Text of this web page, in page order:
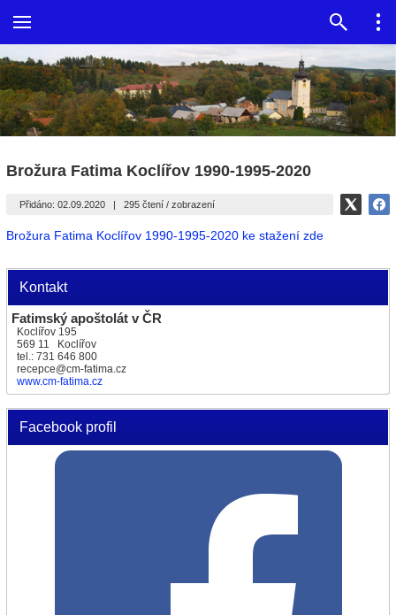
Kontakt
Fatimský apoštolát v ČR
Koclířov 195
569 11 Koclířov
tel.: 731 646 800
recepce@cm-fatima.cz
www.cm-fatima.cz
Facebook profil
Brožura Fatima Koclířov 1990-1995-2020
Přidáno: 02.09.2020 | 295 čtení / zobrazení
Brožura Fatima Koclířov 1990-1995-2020 ke stažení zde